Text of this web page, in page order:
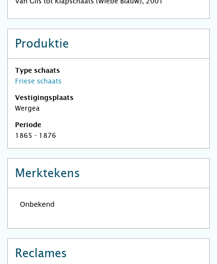
Produktie
Type schaats
Friese schaats
Vestigingsplaats
Wergea
Periode
1865 - 1876
Merktekens
Reclames